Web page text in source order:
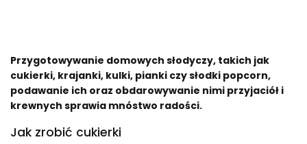
Przygotowywanie domowych słodyczy, takich jak
cukierki, krajanki, kulki, pianki czy słodki popcorn,
podawanie ich oraz obdarowywanie nimi przyjaciół i
krewnych sprawia mnóstwo radości.
Jak zrobić cukierki